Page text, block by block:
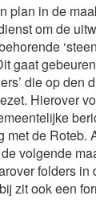
plan in de
om de
gaat
die op den
Hierover
met de Roteb.
volgende
folders in
zit ook een